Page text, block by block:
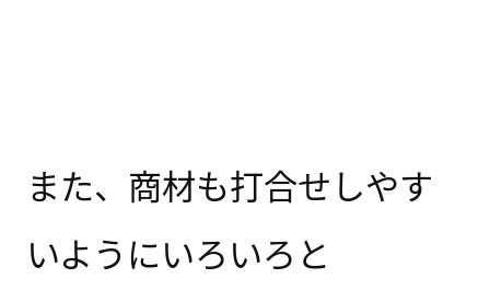
また、商材も打合せしやす
いようにいろいろと